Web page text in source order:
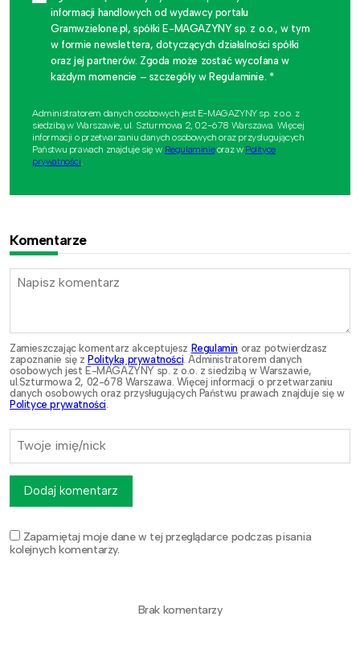
informacji handlowych od wydawcy portalu
Gramwzielone.pl, spółki E-MAGAZYNY sp. z o.o., w tym
w formie newslettera, dotyczących działalności spółki
oraz jej partnerów. Zgoda może zostać wycofana w
każdym momencie – szczegóły w Regulaminie. *
Administratorem danych osobowych jest E-MAGAZYNY sp. z o.o. z
siedzibą w Warszawie, ul. Szturmowa 2, 02-678 Warszawa. Więcej
informacji o przetwarzaniu danych osobowych oraz przysługujących
Państwu prawach znajduje się w Regulaminieoraz w Polityce
prywatności.
Komentarze
Zamieszczając komentarz akceptujesz Regulamin oraz potwierdzasz
zapoznanie się zPolityką prywatności . Administratorem danych
osobowych jest E-MAGAZYNY sp. z o.o. z siedzibą w Warszawie,
ul.Szturmowa 2, 02-678 Warszawa. Więcej informacji o przetwarzaniu
danych osobowych oraz przysługujących Państwu prawach znajduje się w
Polityce prywatności
Zapamiętaj moje dane w tej przeglądarce podczas pisania
kolejnych komentarzy.
Dodaj komentarz
Brak komentarzy